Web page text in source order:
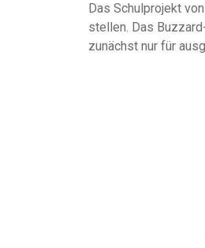
Das Schulprojekt
stellen. Das
zunächst nur für